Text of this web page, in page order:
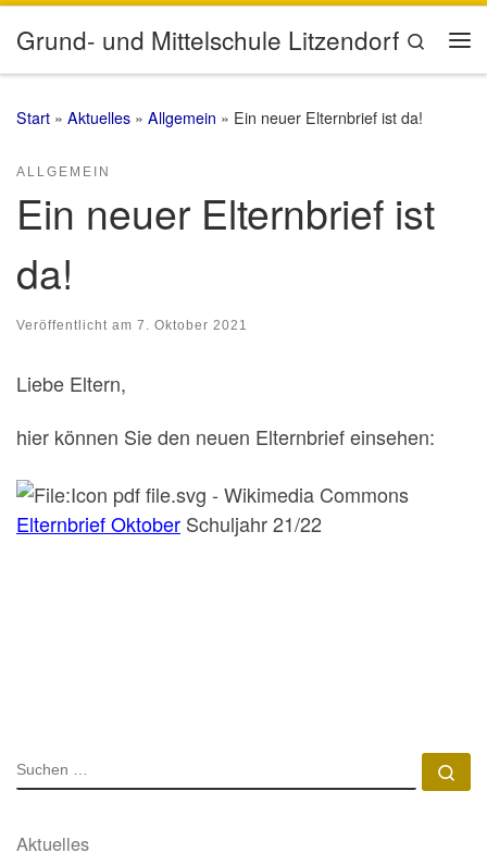
Zum Inhalt springen
Grund- und Mittelschule Litzendorf
Search
Start » Aktuelles » Allgemein » Ein neuer Elternbrief ist da!
ALLGEMEIN
Ein neuer Elternbrief ist
da!
Veröffentlicht am 7. Oktober 2021
Liebe Eltern,
hier können Sie den neuen Elternbrief einsehen:
Elternbrief Oktober Schuljahr 21/22
SUCHE
Aktuelles